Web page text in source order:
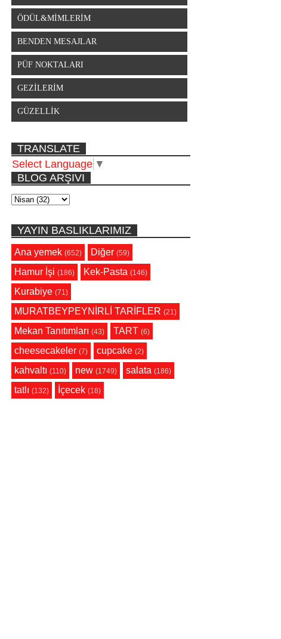
ÖDÜL&MİMLERİM
BENDEN MESAJLAR
PÜF NOKTALARI
GEZİLERİM
GÜZELLİK
TRANSLATE
Select Language ▼
BLOG ARŞIVI
YAYIN BASLIKLARIMIZ
Ana yemek (652) Diğer (59)
Hamur İşi (186) Kek-Pasta (146)
Kurabiye (71)
MURATBEYPEYNİRLİ TARİFLER (21)
Mekan Tanıtımları (43) TART (6)
cheesecakeler (7) cupcake (2)
kahvaltı (110) new (1749) salata (186)
tatlı (132) İçecek (18)